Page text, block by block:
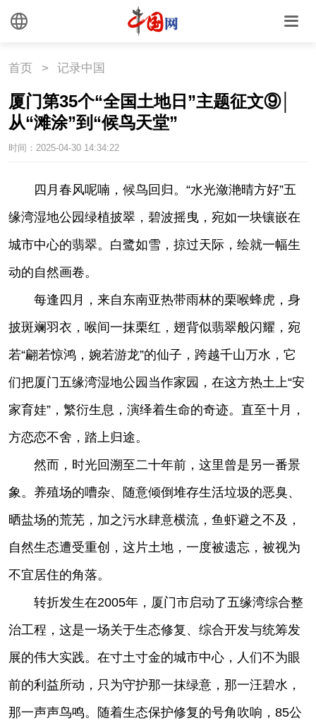
首页 > 记录中国
厦门第35个“全国土地日”主题征文⑨│
从“滩涂”到“候鸟天堂”
时间：2025-04-30 14:34:22
四月春风呢喃，候鸟回归。“水光潋滟晴方好”五
缘湾湿地公园绿植披翠，碧波摇曳，宛如一块镶嵌在
城市中心的翡翠。白鹭如雪，掠过天际，绘就一幅生
动的自然画卷。
每逢四月，来自东南亚热带雨林的栗喉蜂虎，身
披斑斓羽衣，喉间一抹栗红，翅背似翡翠般闪耀，宛
若“翩若惊鸿，婉若游龙”的仙子，跨越千山万水，它
们把厦门五缘湾湿地公园当作家园，在这方热土上“安
家育娃”，繁衍生息，演绎着生命的奇迹。直至十月，
方恋恋不舍，踏上归途。
然而，时光回溯至二十年前，这里曾是另一番景
象。养殖场的嘈杂、随意倾倒堆存生活垃圾的恶臭、
晒盐场的荒芜，加之污水肆意横流，鱼虾避之不及，
自然生态遭受重创，这片土地，一度被遗忘，被视为
不宜居住的角落。
转折发生在2005年，厦门市启动了五缘湾综合整
治工程，这是一场关于生态修复、综合开发与统筹发
展的伟大实践。在寸土寸金的城市中心，人们不为眼
前的利益所动，只为守护那一抹绿意，那一汪碧水，
那一声声鸟鸣。随着生态保护修复的号角吹响，85公